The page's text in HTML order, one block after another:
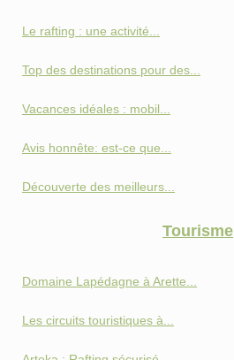
Le rafting : une activité...
Top des destinations pour des...
Vacances idéales : mobil...
Avis honnête: est-ce que...
Découverte des meilleurs...
Tourisme
Domaine Lapédagne à Arette...
Les circuits touristiques à...